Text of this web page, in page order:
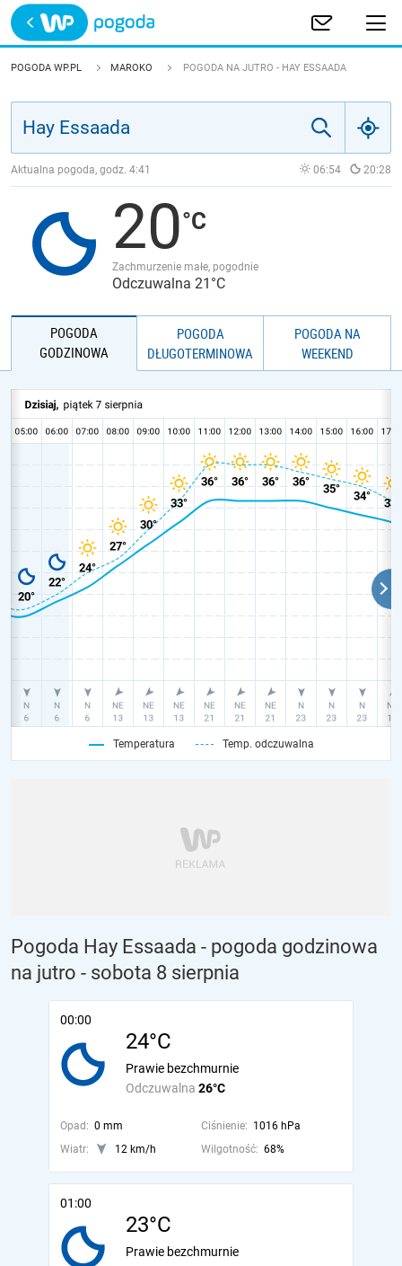
Trwa ładowanie
POLSKA
JAKOŚĆ POWIETRZA
POGODA WP.PL MAROKO POGODA NA JUTRO - HAY ESSAADA
Aktualna pogoda, godz. 4:41 06:54 20:28
20
Zachmurzenie małe, pogodnie
Odczuwalna 21°C
POGODA
GODZINOWA
POGODA
DŁUGOTERMINOWA
POGODA NA
WEEKEND
Temperatura Temp. odczuwalna
Pogoda Hay Essaada - pogoda godzinowa
na jutro - sobota 8 sierpnia
00:00
24°C
Odczuwalna 26°C
Prawie bezchmurnie
Opad: 0 mm Ciśnienie: 1016 hPa
Wiatr:
12 km/h Wilgotność: 68%
01:00
23°C
Prawie bezchmurnie